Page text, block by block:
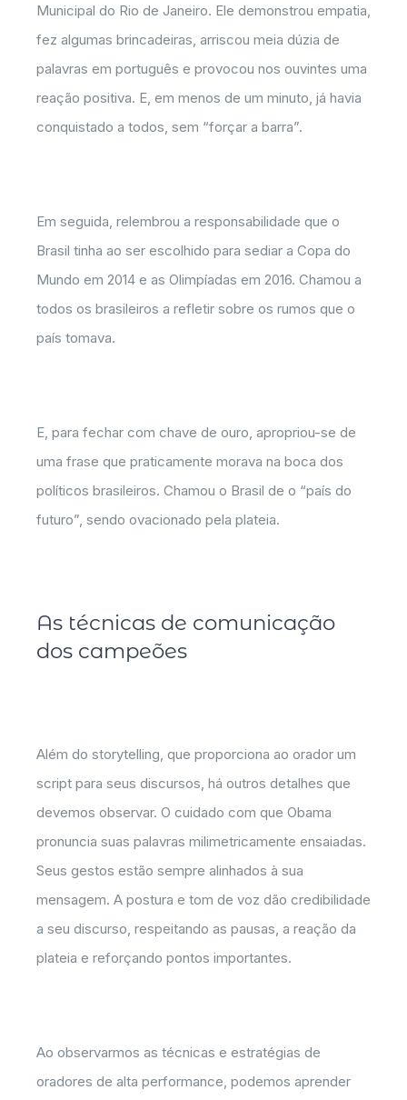
Municipal do Rio de Janeiro. Ele demonstrou empatia,
fez algumas brincadeiras, arriscou meia dúzia de
palavras em português e provocou nos ouvintes uma
reação positiva. E, em menos de um minuto, já havia
conquistado a todos, sem “forçar a barra”.
Em seguida, relembrou a responsabilidade que o
Brasil tinha ao ser escolhido para sediar a Copa do
Mundo em 2014 e as Olimpíadas em 2016. Chamou a
todos os brasileiros a refletir sobre os rumos que o
país tomava.
E, para fechar com chave de ouro, apropriou-se de
uma frase que praticamente morava na boca dos
políticos brasileiros. Chamou o Brasil de o “país do
futuro”, sendo ovacionado pela plateia.
As técnicas de comunicação
dos campeões
Além do storytelling, que proporciona ao orador um
script para seus discursos, há outros detalhes que
devemos observar. O cuidado com que Obama
pronuncia suas palavras milimetricamente ensaiadas.
Seus gestos estão sempre alinhados à sua
mensagem. A postura e tom de voz dão credibilidade
a seu discurso, respeitando as pausas, a reação da
plateia e reforçando pontos importantes.
Ao observarmos as técnicas e estratégias de
oradores de alta performance, podemos aprender